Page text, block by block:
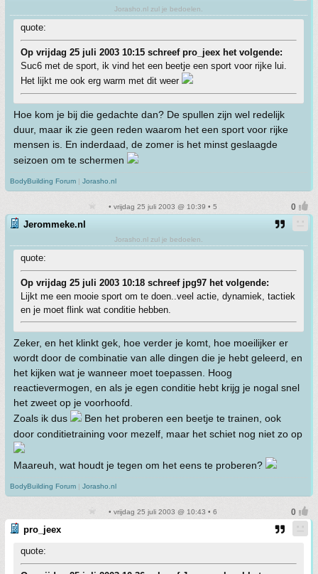
Jorasho.nl zul je bedoelen.
quote:
Op vrijdag 25 juli 2003 10:15 schreef pro_jeex het volgende:
Suc6 met de sport, ik vind het een beetje een sport voor rijke lui.
Het lijkt me ook erg warm met dit weer
Hoe kom je bij die gedachte dan? De spullen zijn wel redelijk
duur, maar ik zie geen reden waarom het een sport voor rijke
mensen is. En inderdaad, de zomer is het minst geslaagde
seizoen om te schermen
BodyBuilding Forum | Jorasho.nl
• vrijdag 25 juli 2003 @ 10:39 • 5
Jerommeke.nl
Jorasho.nl zul je bedoelen.
quote:
Op vrijdag 25 juli 2003 10:18 schreef jpg97 het volgende:
Lijkt me een mooie sport om te doen..veel actie, dynamiek, tactiek
en je moet flink wat conditie hebben.
Zeker, en het klinkt gek, hoe verder je komt, hoe moeilijker er
wordt door de combinatie van alle dingen die je hebt geleerd, en
het kijken wat je wanneer moet toepassen. Hoog
reactievermogen, en als je egen conditie hebt krijg je nogal snel
het zweet op je voorhoofd.
Zoals ik dus
Ben het proberen een beetje te trainen, ook
door conditietraining voor mezelf, maar het schiet nog niet zo op
Maareuh, wat houdt je tegen om het eens te proberen?
BodyBuilding Forum | Jorasho.nl
• vrijdag 25 juli 2003 @ 10:43 • 6
pro_jeex
quote: